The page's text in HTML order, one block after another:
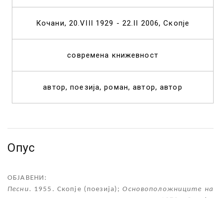
Кочани, 20.VIII 1929 - 22.II 2006, Скопје
современа книжевност
автор поезија роман автор автор
Опус
ОБЈАВЕНИ:
Песни . 1955. Скопје (поезија);Основоположниците на